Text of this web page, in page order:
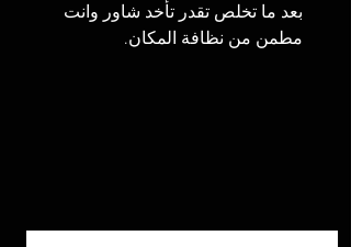
بعد ما تخلص تقدر تأخد شاور وانت
مطمن من نظافة المكان.